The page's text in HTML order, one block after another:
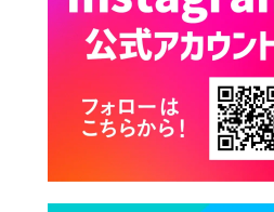
2026年7月27日 マイナンバー
カード交付に伴う休日および
平日夜間開庁の案内
2026年7月22日 令和８年度
「こども文化パスポート事
2026年7月21日 卜仙の郷 お